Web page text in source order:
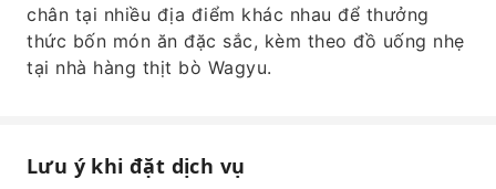
chân tại nhiều địa điểm khác nhau để thưởng
thức bốn món ăn đặc sắc, kèm theo đồ uống nhẹ
tại nhà hàng thịt bò Wagyu.
Lưu ý khi đặt dịch vụ